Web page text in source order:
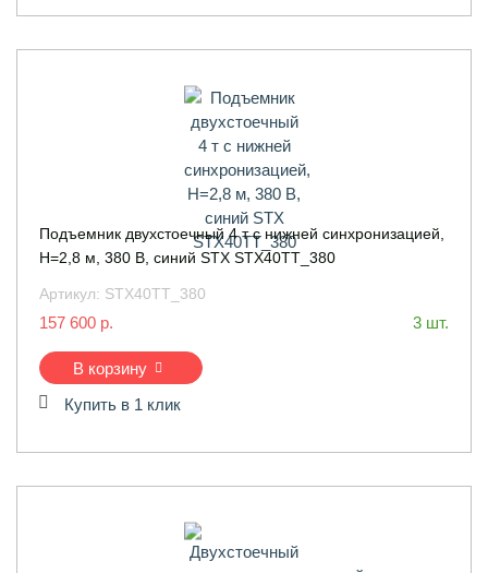
Подъемник двухстоечный 4 т с нижней синхронизацией,
H=2,8 м, 380 В, синий STX STX40TT_380
Артикул: STX40TT_380
157 600 р. 3 шт.
В корзину
Купить в 1 клик